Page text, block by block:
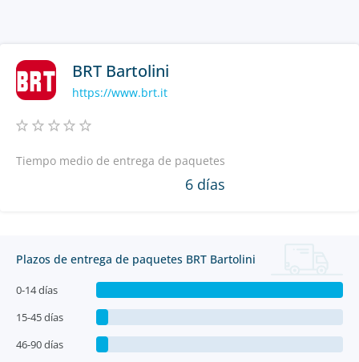
BRT Bartolini
https://www.brt.it
Tiempo medio de entrega de paquetes
6 días
Plazos de entrega de paquetes BRT Bartolini
0-14 días
15-45 días
46-90 días